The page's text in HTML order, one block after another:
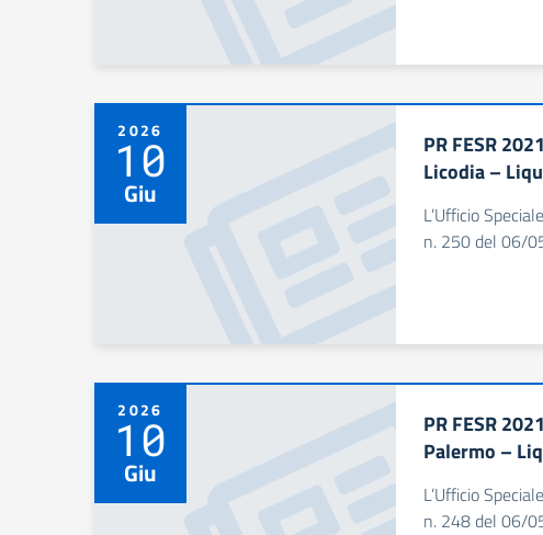
2026
10
Giu
PR FESR
Licodia –
L’Ufficio
n. 250 del 06/
2026
10
Giu
PR FESR
Palermo –
L’Ufficio
n. 248 del 06/